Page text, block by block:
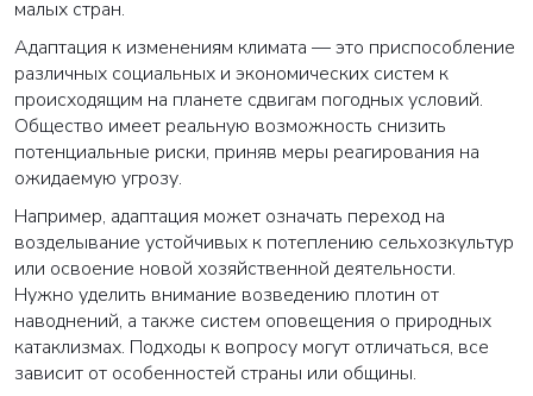
малых стран.
Адаптация к изменениям климата — это приспособление
различных социальных и экономических систем к
происходящим на планете сдвигам погодных условий.
Общество имеет реальную возможность снизить
потенциальные риски, приняв меры реагирования на
ожидаемую угрозу.
Например, адаптация может означать переход на
возделывание устойчивых к потеплению сельхозкультур
или освоение новой хозяйственной деятельности.
Нужно уделить внимание возведению плотин от
наводнений, а также систем оповещения о природных
катаклизмах. Подходы к вопросу могут отличаться, все
зависит от особенностей страны или общины.